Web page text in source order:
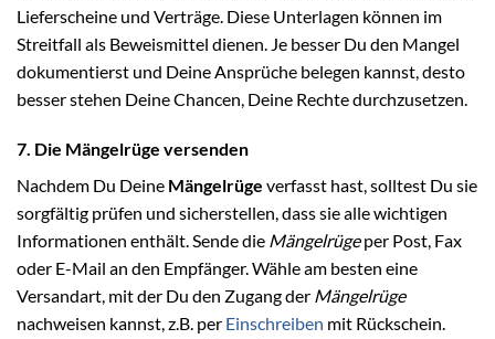
Lieferscheine und Verträge. Diese Unterlagen können im
Streitfall als Beweismittel dienen. Je besser Du den Mangel
dokumentierst und Deine Ansprüche belegen kannst, desto
besser stehen Deine Chancen, Deine Rechte durchzusetzen.
7. Die Mängelrüge versenden
Nachdem Du Deine Mängelrüge verfasst hast, solltest Du sie
sorgfältig prüfen und sicherstellen, dass sie alle wichtigen
Informationen enthält. Sende die Mängelrügeper Post, Fax
oder E-Mail an den Empfänger. Wähle am besten eine
Versandart, mit der Du den Zugang der Mängelrüge
nachweisen kannst, z.B. per Einschreiben mit Rückschein.